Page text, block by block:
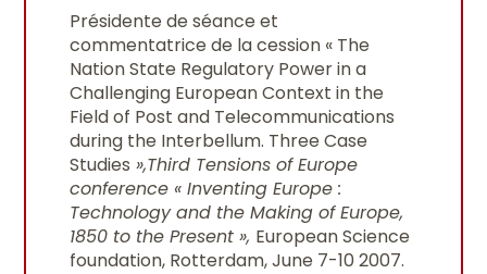
Présidente de séance et
commentatrice de la cession « The
Nation State Regulatory Power in a
Challenging European Context in the
Field of Post and Telecommunications
during the Interbellum. Three Case
Studies »,Third Tensions of Europe
conference « Inventing Europe :
Technology and the Making of Europe,
1850 to the Present », European Science
foundation, Rotterdam, June 7-10 2007.